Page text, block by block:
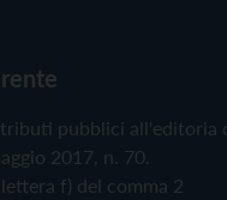
pubblici all'editoria
2017, n. 70.
f) del comma 2